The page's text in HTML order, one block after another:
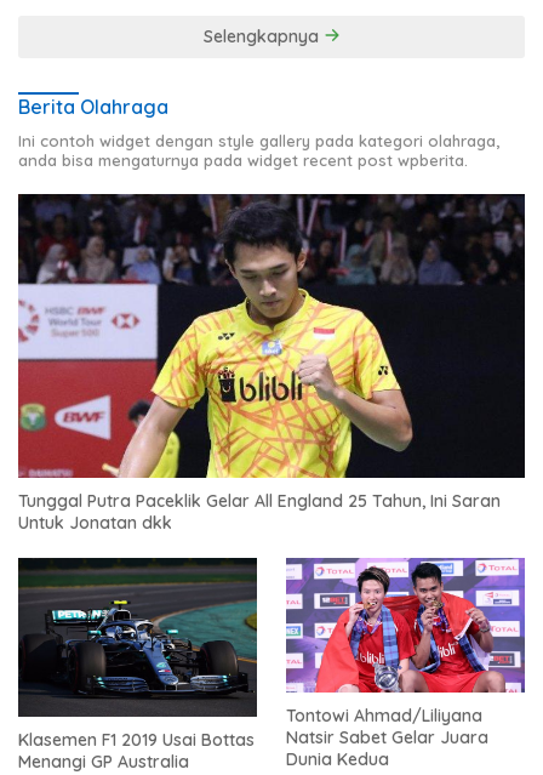
Selengkapnya
Berita Olahraga
Ini contoh widget dengan style gallery pada kategori olahraga,
anda bisa mengaturnya pada widget recent post wpberita.
Tunggal Putra Paceklik Gelar All England 25 Tahun, Ini Saran
Untuk Jonatan dkk
Klasemen F1 2019 Usai Bottas
Menangi GP Australia
Tontowi Ahmad/Liliyana
Natsir Sabet Gelar Juara
Dunia Kedua